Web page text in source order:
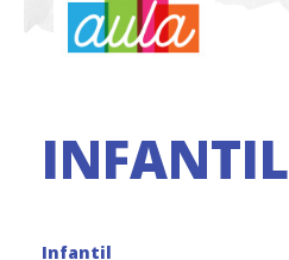
INFANTIL
Infantil